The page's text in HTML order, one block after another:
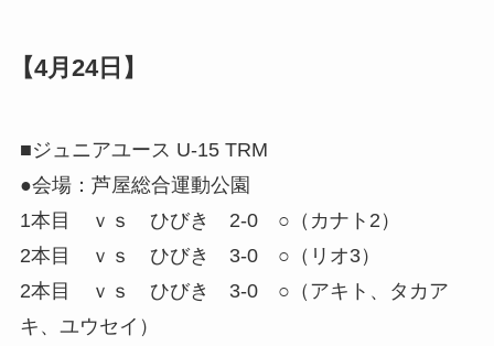
【4月24日】
■ジュニアユース U-15 TRM
●会場：芦屋総合運動公園
1本目 ｖｓ ひびき 2-0 ○（カナト2）
2本目 ｖｓ ひびき 3-0 ○（リオ3）
2本目 ｖｓ ひびき 3-0 ○（アキト、タカア
キ、ユウセイ）